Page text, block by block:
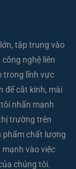
tập trung vào
nghệ liên
trong lĩnh vực
để cắt kính, mài
nhấn mạnh
trường trên
phẩm chất lượng
vào việc
chúng tôi.